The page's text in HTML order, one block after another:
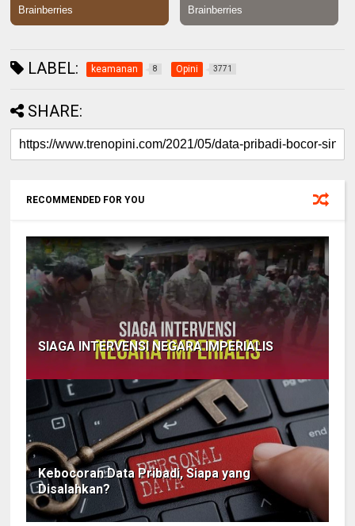
LABEL: keamanan 8 Opini 3771
SHARE:
RECOMMENDED FOR YOU
SIAGA INTERVENSI NEGARA IMPERIALIS
Kebocoran Data Pribadi, Siapa yang
Disalahkan?